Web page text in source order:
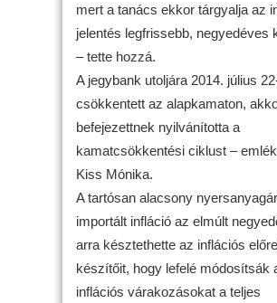
mert a tanács ekkor tárgyalja az
jelentés legfrissebb, negyedéves
– tette hozzá.
A jegybank utoljára 2014. július
csökkentett az alapkamaton,
befejezettnek nyilvánította a
kamatcsökkentési ciklust –
Kiss Mónika.
A tartósan alacsony
importált infláció az elmúlt
arra késztethette az inflációs
készítőit, hogy lefelé módosítsák
inflációs várakozásokat a teljes